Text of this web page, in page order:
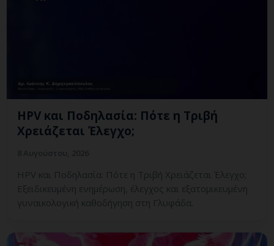
HPV και Ποδηλασία: Πότε η Τριβή
Χρειάζεται Έλεγχο;
HPV και Ποδηλασία: Πότε η Τριβή Χρειάζεται Έλεγχο;
Εξειδικευμένη ενημέρωση, έλεγχος και εξατομικευμένη
γυναικολογική καθοδήγηση στη Γλυφάδα.